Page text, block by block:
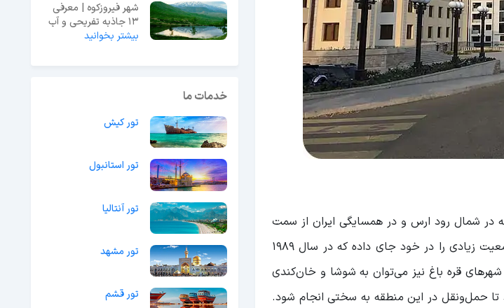
در شمال رود ارس و در همسایگی ایران از سمت
شمال قرار دارد. مساحت این منطقه به 4378 کیلومتر مربع می‌رسد. این منطقه جمعیت زیادی را در خود جای داده که در سال 1989
شهرهای قره باغ نیز می‌توان به شوشا و خان‌کندی
تا حمل‌ونقل در این منطقه به سختی انجام شود.
شهر فیروزکوه | معرفی
13 جاذبه تفریحی و آب
و هوا + عکس
بیشتر بخوانید
خدمات ما
تور کیش
تور استانبول
تور آنتالیا
تور مشهد
تور قشم